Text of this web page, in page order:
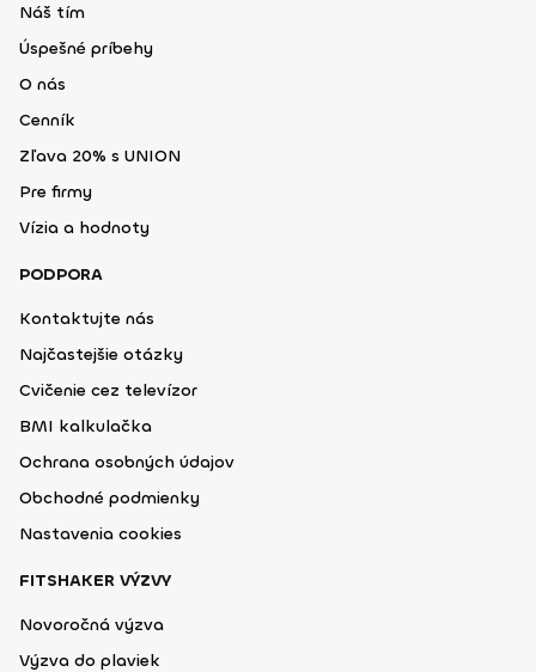
Náš tím
Úspešné príbehy
O nás
Cenník
Zľava 20% s UNION
Pre firmy
Vízia a hodnoty
PODPORA
Kontaktujte nás
Najčastejšie otázky
Cvičenie cez televízor
BMI kalkulačka
Ochrana osobných údajov
Obchodné podmienky
Nastavenia cookies
FITSHAKER VÝZVY
Novoročná výzva
Výzva do plaviek